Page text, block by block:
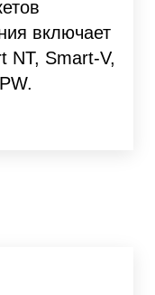
включает
NT, Smart-V,